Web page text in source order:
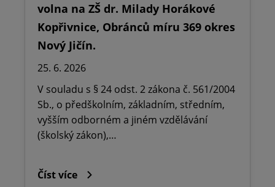
volna na ZŠ dr. Milady Horákové
Kopřivnice, Obránců míru 369 okres
Nový Jičín.
25. 6. 2026
V souladu s § 24 odst. 2 zákona č. 561/2004
Sb., o předškolním, základním, středním,
vyšším odborném a jiném vzdělávání
(školský zákon),…
Číst více